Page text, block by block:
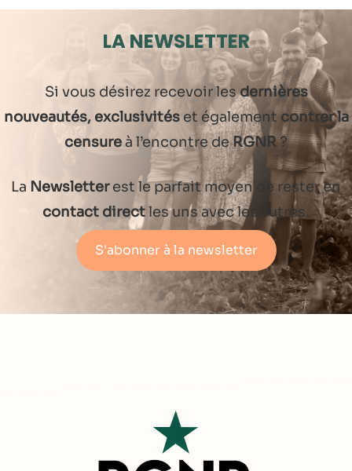
LA NEWSLETTER
Si vous désirez recevoir lesdernières
nouveautés, exclusivitéset également contrer la
censureà l’encontre deRGNR?
La Newsletterest le parfait moyen de rester en
contact directles uns avec les autres.
S'abonner à la newsletter